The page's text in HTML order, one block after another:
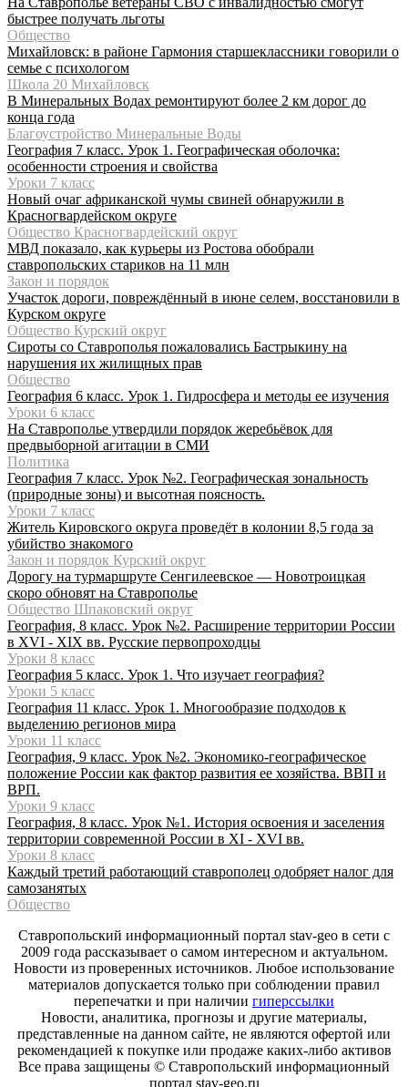
быстрее получать льготы
Общество
Михайловск: в районе Гармония старшеклассники говорили о
семье с психологом
Школа 20 Михайловск
В Минеральных Водах ремонтируют более 2 км дорог до
конца года
Благоустройство Минеральные Воды
География 7 класс. Урок 1. Географическая оболочка:
особенности строения и свойства
Уроки 7 класс
Новый очаг африканской чумы свиней обнаружили в
Красногвардейском округе
Общество Красногвардейский округ
МВД показало, как курьеры из Ростова обобрали
ставропольских стариков на 11 млн
Закон и порядок
Участок дороги, повреждённый в июне селем, восстановили в
Курском округе
Общество Курский округ
Сироты со Ставрополья пожаловались Бастрыкину на
нарушения их жилищных прав
Общество
География 6 класс. Урок 1. Гидросфера и методы ее изучения
Уроки 6 класс
На Ставрополье утвердили порядок жеребьёвок для
предвыборной агитации в СМИ
Политика
География 7 класс. Урок №2. Географическая зональность
(природные зоны) и высотная поясность.
Уроки 7 класс
Житель Кировского округа проведёт в колонии 8,5 года за
убийство знакомого
Закон и порядок Курский округ
Дорогу на турмаршруте Сенгилеевское — Новотроицкая
скоро обновят на Ставрополье
Общество Шпаковский округ
География, 8 класс. Урок №2. Расширение территории России
в XVI - XIX вв. Русские первопроходцы
Уроки 8 класс
География 5 класс. Урок 1. Что изучает география?
Уроки 5 класс
География 11 класс. Урок 1. Многообразие подходов к
выделению регионов мира
Уроки 11 класс
География, 9 класс. Урок №2. Экономико-географическое
положение России как фактор развития ее хозяйства. ВВП и
ВРП.
Уроки 9 класс
География, 8 класс. Урок №1. История освоения и заселения
территории современной России в XI - XVI вв.
Уроки 8 класс
Каждый третий работающий ставрополец одобряет налог для
самозанятых
Общество
Ставропольский информационный портал stav-geo в сети с
2009 года рассказывает о самом интересном и актуальном.
Новости из проверенных источников. Любое использование
материалов допускается только при соблюдении правил
перепечатки и при наличии гиперссылки
Новости, аналитика, прогнозы и другие материалы,
представленные на данном сайте, не являются офертой или
рекомендацией к покупке или продаже каких-либо активов
Все права защищены © Ставропольский информационный
портал stav-geo.ru